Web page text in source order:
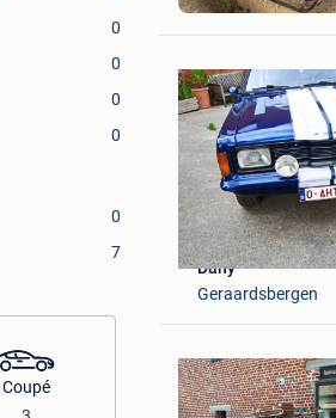
0
0
0
0
0
7
Coupé
verdun
Dany
Geraardsbergen